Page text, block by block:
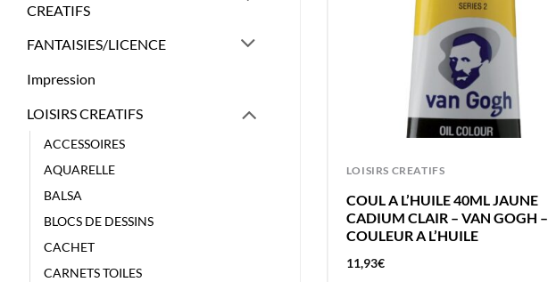
CREATIFS
FANTAISIES/LICENCE
Impression
LOISIRS CREATIFS
ACCESSOIRES
AQUARELLE
BALSA
BLOCS DE DESSINS
CACHET
CARNETS TOILES
LOISIRS CREATIFS
COUL A L’HUILE 40ML JAUNE
CADIUM CLAIR – VAN GOGH –
COULEUR A L’HUILE
11,93€
LOISIRS CREATIFS
COUL A L’HUILE 40ML JAUNE
INDIEN – VAN GOGH – COULEUR A